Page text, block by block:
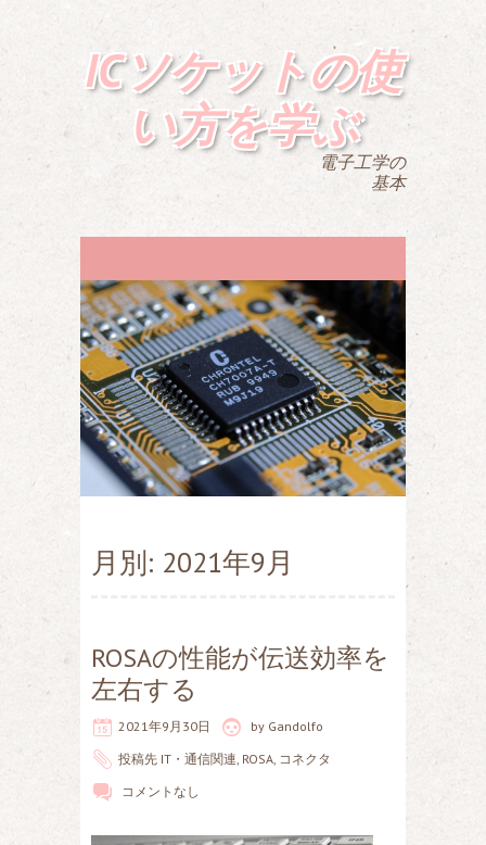
ICソケットの使
い方を学ぶ
電子工学の
基本
月別: 2021年9月
ROSAの性能が伝送効率を
左右する
2021年9月30日 by Gandolfo
投稿先 IT・通信関連 ROSA コネクタ
コメントなし